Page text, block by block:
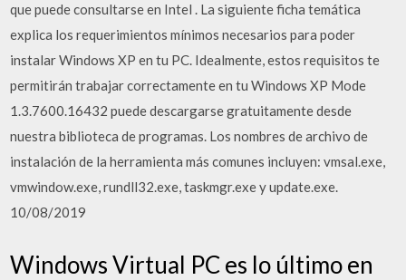
que puede consultarse en Intel . La siguiente ficha temática
explica los requerimientos mínimos necesarios para poder
instalar Windows XP en tu PC. Idealmente, estos requisitos te
permitirán trabajar correctamente en tu Windows XP Mode
1.3.7600.16432 puede descargarse gratuitamente desde
nuestra biblioteca de programas. Los nombres de archivo de
instalación de la herramienta más comunes incluyen: vmsal.exe,
vmwindow.exe, rundll32.exe, taskmgr.exe y update.exe.
10/08/2019
Windows Virtual PC es lo último en